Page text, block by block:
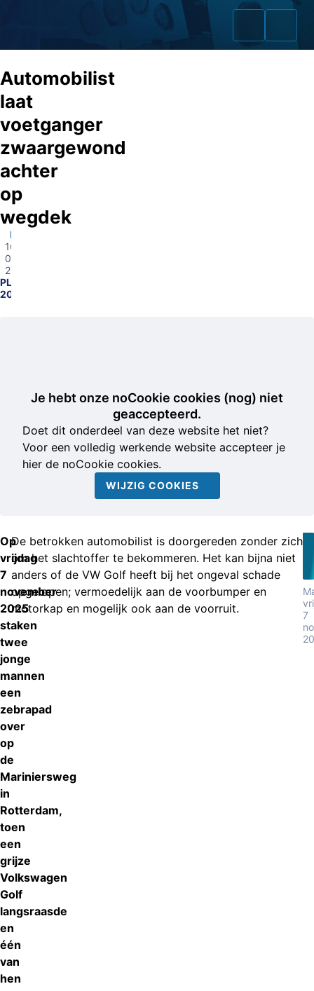
Home
Zaken
Opsporingslijst
Automobilist
laat
voetganger
zwaargewond
achter
op
wegdek
Rotterdam
16-
03-
2026
PL1700-
2025386239
Je hebt onze noCookie cookies (nog) niet
geaccepteerd.
Doet dit onderdeel van deze website het niet?
Voor een volledig werkende website accepteer je
hier de noCookie cookies.
WIJZIG COOKIES
Op
vrijdag
7
november
2025
staken
twee
jonge
mannen
een
zebrapad
over
op
de
Mariniersweg
in
Rotterdam,
toen
een
grijze
Volkswagen
Golf
langsraasde
en
één
van
hen
De betrokken automobilist is doorgereden zonder zich
om het slachtoffer te bekommeren. Het kan bijna niet
anders of de VW Golf heeft bij het ongeval schade
opgelopen; vermoedelijk aan de voorbumper en
motorkap en mogelijk ook aan de voorruit.
7